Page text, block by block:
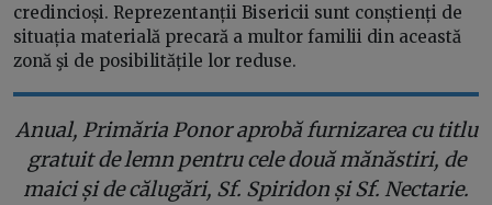
credincioși. Reprezentanții Bisericii sunt conștienți de
situația materială precară a multor familii din această
zonă şi de posibilitățile lor reduse.
Anual, Primăria Ponor aprobă furnizarea cu titlu
gratuit de lemn pentru cele două mănăstiri, de
maici și de călugări, Sf. Spiridon și Sf. Nectarie.